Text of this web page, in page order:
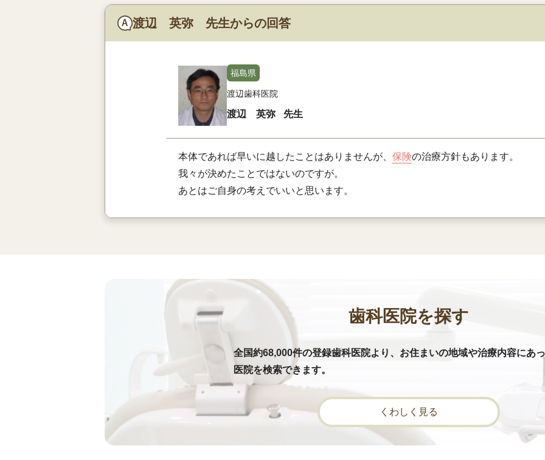
渡辺 英弥 先生からの回答
福島県
渡辺歯科医院
渡辺 英弥 先生
本体であれば早いに越したことはありませんが、 保険の治療方針もあります。
我々が決めたことではないのですが。
あとはご自身の考えでいいと思います。
歯科医院を探す
全国約68,000件の登録歯科医院より、お住まいの地域や治療内容にあ
医院を検索できます。
くわしく見る